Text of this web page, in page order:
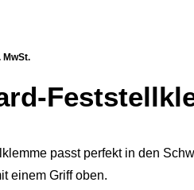
MwSt.
passt perfekt in den
einem Griff oben.